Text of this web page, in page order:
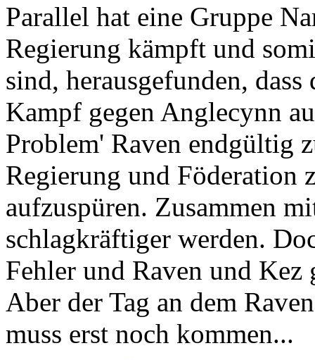
Parallel hat eine Gruppe
Regierung kämpft und
sind, herausgefunden,
Kampf gegen Anglecynn
Problem' Raven endgültig
Regierung und Föderation
aufzuspüren. Zusammen
schlagkräftiger werden.
Fehler und Raven und
Aber der Tag an dem
muss erst noch kommen...